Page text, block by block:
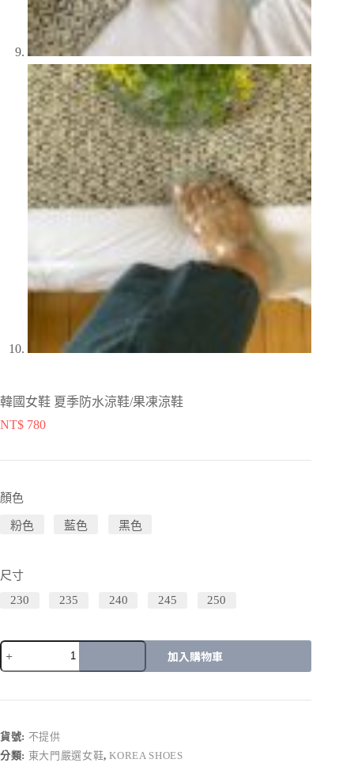
韓國女鞋 夏季防水涼鞋/果凍涼鞋
NT$ 780
顏色
粉色 藍色 黑色
尺寸
230
235 240 245 250
加入購物車
r
n
a
貨號: 不提供
分類: 東大門嚴選女鞋,KOREA SHOES